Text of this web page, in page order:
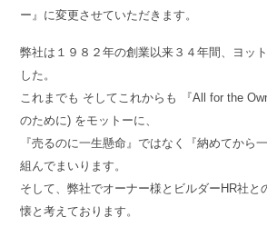
ー』に変更させていただきます。
弊社は１９８２年の創業以来３４年間、ヨッ
した。
これまでも そしてこれからも 『All for the
のために) をモットーに、
『売るのに一生懸命』ではなく『納めてから
組んでまいります。
そして、弊社でオーナー様とビルダーHR社と
懐と考えております。